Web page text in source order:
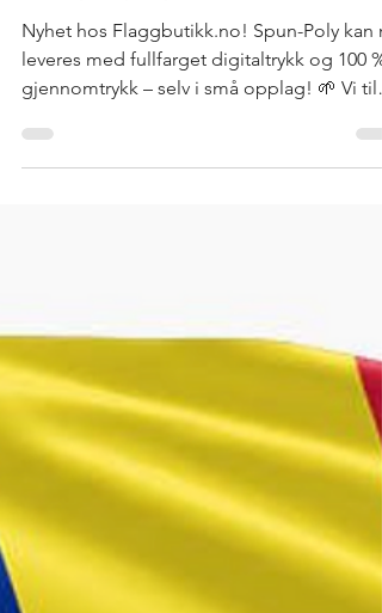
Nå tilgjengelig. Ny i vårt sortiment
Nyhet hos Flaggbutikk.no! Spun-Poly kan
leveres med fullfarget digitaltrykk og 100 %
gjennomtrykk – selv i små opplag! 🌱 Vi tilbyr